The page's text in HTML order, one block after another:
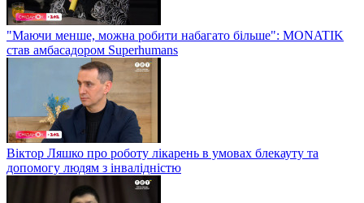
"Маючи менше, можна робити набагато більше": MONATIK
став амбасадором Superhumans
Віктор Ляшко про роботу лікарень в умовах блекауту та
допомогу людям з інвалідністю